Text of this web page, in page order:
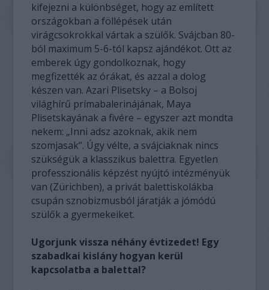
kifejezni a különbséget, hogy az említett
országokban a föllépések után
virágcsokrokkal vártak a szülők. Svájcban 80-
ból maximum 5-6-tól kapsz ajándékot. Ott az
emberek úgy gondolkoznak, hogy
megfizették az órákat, és azzal a dolog
készen van. Azari Plisetsky – a Bolsoj
világhírű prímabalerinájának, Maya
Plisetskayának a fivére – egyszer azt mondta
nekem: „Inni adsz azoknak, akik nem
szomjasak”. Úgy vélte, a svájciaknak nincs
szükségük a klasszikus balettra. Egyetlen
professzionális képzést nyújtó intézményük
van (Zürichben), a privát balettiskolákba
csupán sznobizmusból járatják a jómódú
szülők a gyermekeiket.
Ugorjunk vissza néhány évtizedet! Egy
szabadkai kislány hogyan kerül
kapcsolatba a balettal?